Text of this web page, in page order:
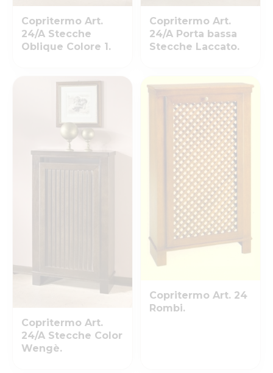
Copritermo Art.
24/A Stecche
Oblique Colore 1.
Copritermo Art.
24/A Porta bassa
Stecche Laccato.
Copritermo Art.
24/A Stecche Color
Wengè.
Copritermo Art. 24
Rombi.